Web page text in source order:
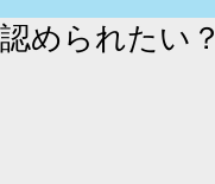
認められたい？